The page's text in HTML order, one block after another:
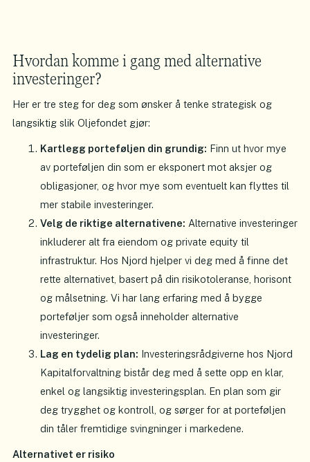
Hvordan komme i gang med alternative
investeringer?
Her er tre steg for deg som ønsker å tenke strategisk og
langsiktig slik Oljefondet gjør:
Kartlegg porteføljen din grundig: Finn ut hvor mye
av porteføljen din som er eksponert mot aksjer og
obligasjoner, og hvor mye som eventuelt kan flyttes til
mer stabile investeringer.
Velg de riktige alternativene: Alternative investeringer
inkluderer alt fra eiendom og private equity til
infrastruktur. Hos Njord hjelper vi deg med å finne det
rette alternativet, basert på din risikotoleranse, horisont
og målsetning. Vi har lang erfaring med å bygge
porteføljer som også inneholder alternative
investeringer.
Lag en tydelig plan: Investeringsrådgiverne hos Njord
Kapitalforvaltning bistår deg med å sette opp en klar,
enkel og langsiktig investeringsplan. En plan som gir
deg trygghet og kontroll, og sørger for at porteføljen
din tåler fremtidige svingninger i markedene.
Alternativet er risiko